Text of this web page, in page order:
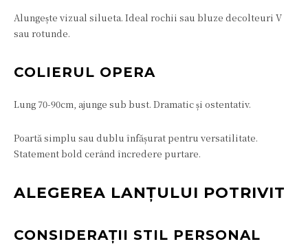
Alungește vizual silueta. Ideal rochii sau bluze decolteuri V
sau rotunde.
COLIERUL OPERA
Lung 70-90cm, ajunge sub bust. Dramatic și ostentativ.
Poartă simplu sau dublu înfășurat pentru versatilitate.
Statement bold cerând încredere purtare.
ALEGEREA LANȚULUI POTRIVIT
CONSIDERAȚII STIL PERSONAL